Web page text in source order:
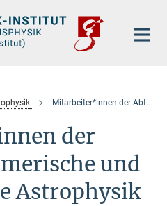
Mitarbeiter*innen der Abteilung
der
und
Astrophysik